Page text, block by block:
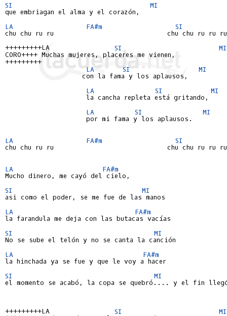
SI
MI
que embriagan el alma y el corazón,
LA
FA#m
SI
chu chu ru ru                            chu chu ru ru
+++++++++LA SI
MI
CORO++++ Muchas mujeres, placeres me vienen,
+++++++++
LA
SI
MI
                   con la fama y los aplausos,
LA
SI
MI
                    la cancha repleta está gritando,
LA
SI
MI
                    por mi fama y los aplausos.
LA FA#m
SI
chu chu ru ru                            chu chu ru ru
LA
FA#m
Mucho dinero, me cayó del cielo,
SI
MI
asi como el poder, se me fue de las manos
LA
FA#m
la farandula me deja con las butacas vacías
SI
MI
No se sube el telón y no se canta la canción
LA
FA#m
la hinchada ya se fue y que le voy a hacer
SI
MI
el momento se acabó, la copa se quebró.... y el fin
+++++++++LA SI
MI